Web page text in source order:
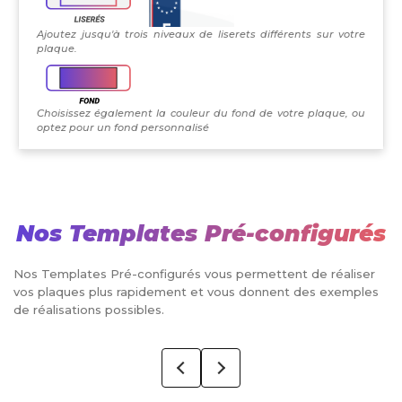
Ajoutez jusqu'à trois niveaux de liserets différents sur votre
plaque.
Choisissez également la couleur du fond de votre plaque, ou
optez pour un fond personnalisé
Nos Templates Pré-configurés
Nos Templates Pré-configurés vous permettent de réaliser
vos plaques plus rapidement et vous donnent des exemples
de réalisations possibles.